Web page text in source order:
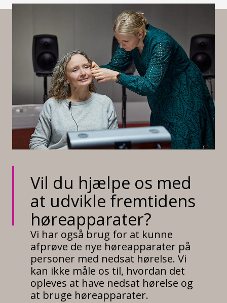
Vil du hjælpe os med
at udvikle fremtidens
høreapparater?
Vi har også brug for at kunne
afprøve de nye høreapparater på
personer med nedsat hørelse. Vi
kan ikke måle os til, hvordan det
opleves at have nedsat hørelse og
at bruge høreapparater.